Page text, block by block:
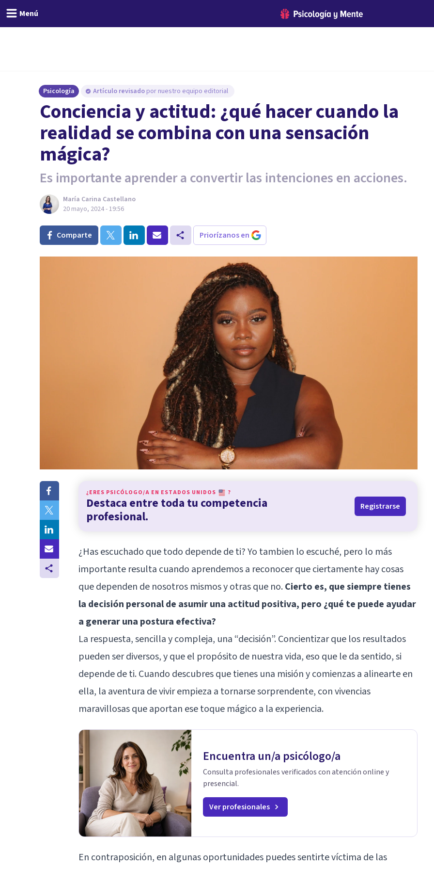
Menú
Psicología Artículo revisado por nuestro equipo editorial
Conciencia y actitud: ¿qué hacer cuando la
realidad se combina con una sensación
mágica?
Es importante aprender a convertir las intenciones en acciones.
María Carina Castellano
20 mayo, 2024 - 19:56
Comparte Priorízanos en
¿ERES PSICÓLOGO/A EN ESTADOS UNIDOS ?
Destaca entre toda tu competencia
profesional.
Registrarse
¿Has escuchado que todo depende de ti? Yo tambien lo escuché, pero lo más
importante resulta cuando aprendemos a reconocer que ciertamente hay cosas
que dependen de nosotros mismos y otras que no.Cierto es, que siempre tienes
la decisión personal de asumir una actitud positiva, pero ¿qué te puede ayudar
a generar una postura efectiva?
La respuesta, sencilla y compleja, una “decisión”. Concientizar que los resultados
pueden ser diversos, y que el propósito de nuestra vida, eso que le da sentido, si
depende de ti. Cuando descubres que tienes una misión y comienzas a alinearte en
ella, la aventura de vivir empieza a tornarse sorprendente, con vivencias
maravillosas que aportan ese toque mágico a la experiencia.
Encuentra un/a psicólogo/a
Consulta profesionales verificados con atención online y
presencial.
Ver profesionales
En contraposición, en algunas oportunidades puedes sentirte víctima de las